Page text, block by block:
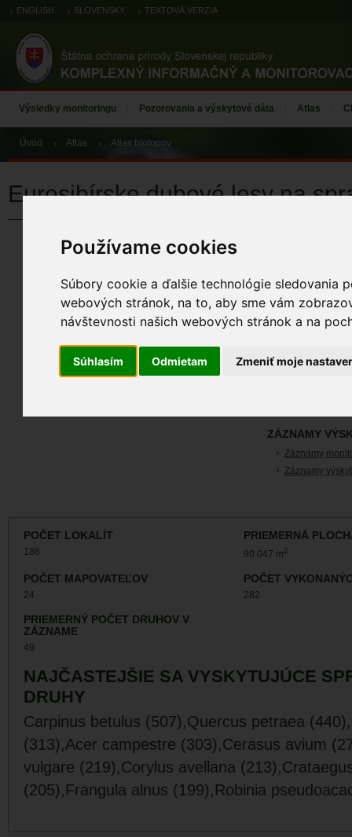
Používame cookies
Súbory cookie a ďalšie technológie sledovania
webových stránok, na to, aby sme vám
návštevnosti našich webových stránok a na
Súhlasím Odmietam Zmeniť moje
ENGLISH SLOVENSKY TEXTOVÁ VERZIA
Výsledky monitoringu Pozorovania a výskytové dáta Atlas
Úvod Atlas Atlas biotopov
Eurosibírske dubové lesy na
KÓD BIOTOPU
91I0
91I0
ZÁZNAMY
Záznamy
Záznamy
POČET LOKALÍT
186
PRIEMERNÁ
90 047 m2
POČET MAPOVATEĽOV
24
POČET
282
PRIEMERNÝ POČET DRUHOV V
ZÁZNAME
49
NAJČASTEJŠIE SA VYSKYTUJÚCE
DRUHY
Carpinus betulus (507),Quercus petraea
(313),Acer campestre (303),Cerasus avium
vulgare (219),Corylus avellana
(205),Frangula alnus (199),Robinia